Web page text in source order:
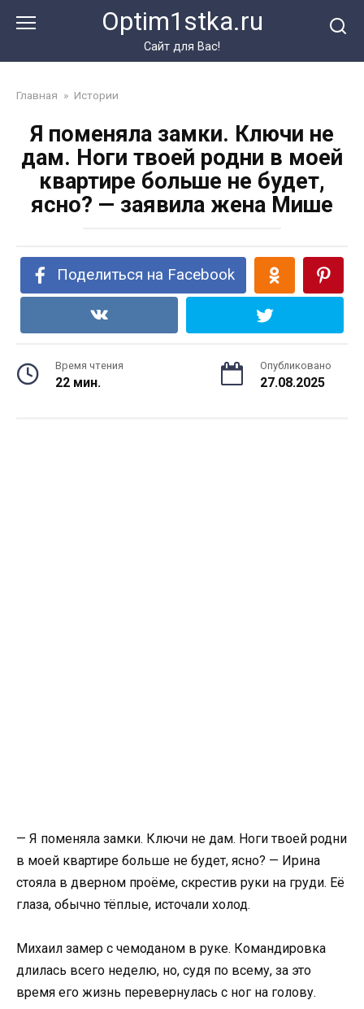
Optim1stka.ru
Сайт для Вас!
Главная » Истории
Я поменяла замки. Ключи не
дам. Ноги твоей родни в моей
квартире больше не будет,
ясно? — заявила жена Мише
Поделиться на Facebook
Время чтения
22 мин.
Опубликовано
27.08.2025
— Я поменяла замки. Ключи не дам. Ноги твоей родни
в моей квартире больше не будет, ясно? — Ирина
стояла в дверном проёме, скрестив руки на груди. Её
глаза, обычно тёплые, источали холод.
Михаил замер с чемоданом в руке. Командировка
длилась всего неделю, но, судя по всему, за это
время его жизнь перевернулась с ног на голову.